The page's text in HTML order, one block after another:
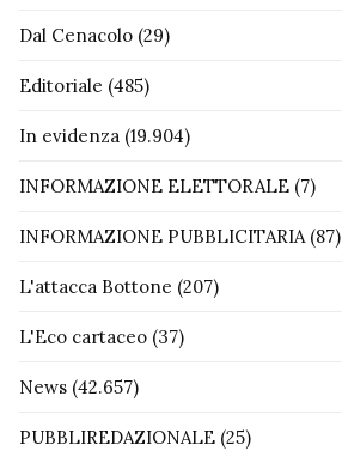
Dal Cenacolo (29)
Editoriale (485)
In evidenza (19.904)
INFORMAZIONE ELETTORALE (7)
INFORMAZIONE PUBBLICITARIA(87)
L'attacca Bottone (207)
L'Eco cartaceo (37)
News (42.657)
PUBBLIREDAZIONALE (25)